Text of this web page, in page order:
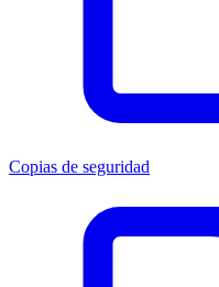
Copias de seguridad